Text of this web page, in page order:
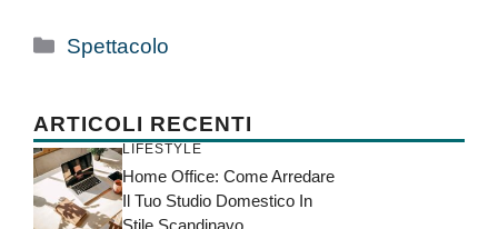
Categorie
Spettacolo
ARTICOLI RECENTI
LIFESTYLE
Home Office: Come Arredare
Il Tuo Studio Domestico In
Stile Scandinavo